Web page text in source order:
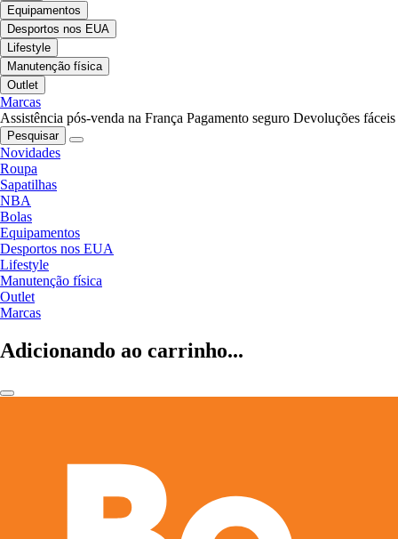
Equipamentos
Desportos nos EUA
Lifestyle
Manutenção física
Outlet
Marcas
Assistência pós-venda na França Pagamento seguro Devoluções fáceis
Pesquisar
Novidades
Roupa
Sapatilhas
NBA
Bolas
Equipamentos
Desportos nos EUA
Lifestyle
Manutenção física
Outlet
Marcas
Adicionando ao carrinho...